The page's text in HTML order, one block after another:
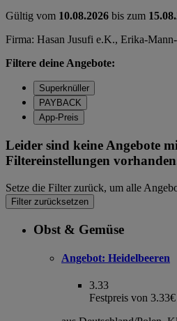
Gültig vom 10.08.2026 bis zum
Firma: Hasan Jusufi e.K., Erika-
Filtere deine Angebote:
Superknüller
PAYBACK
App-Preis
Leider sind keine Angebote
Filtereinstellungen
Setze die Filter zurück, um alle
Filter zurücksetzen
Obst & Gemüse
Angebot: Heidelbeeren
3.33
Festpreis von 3.33€